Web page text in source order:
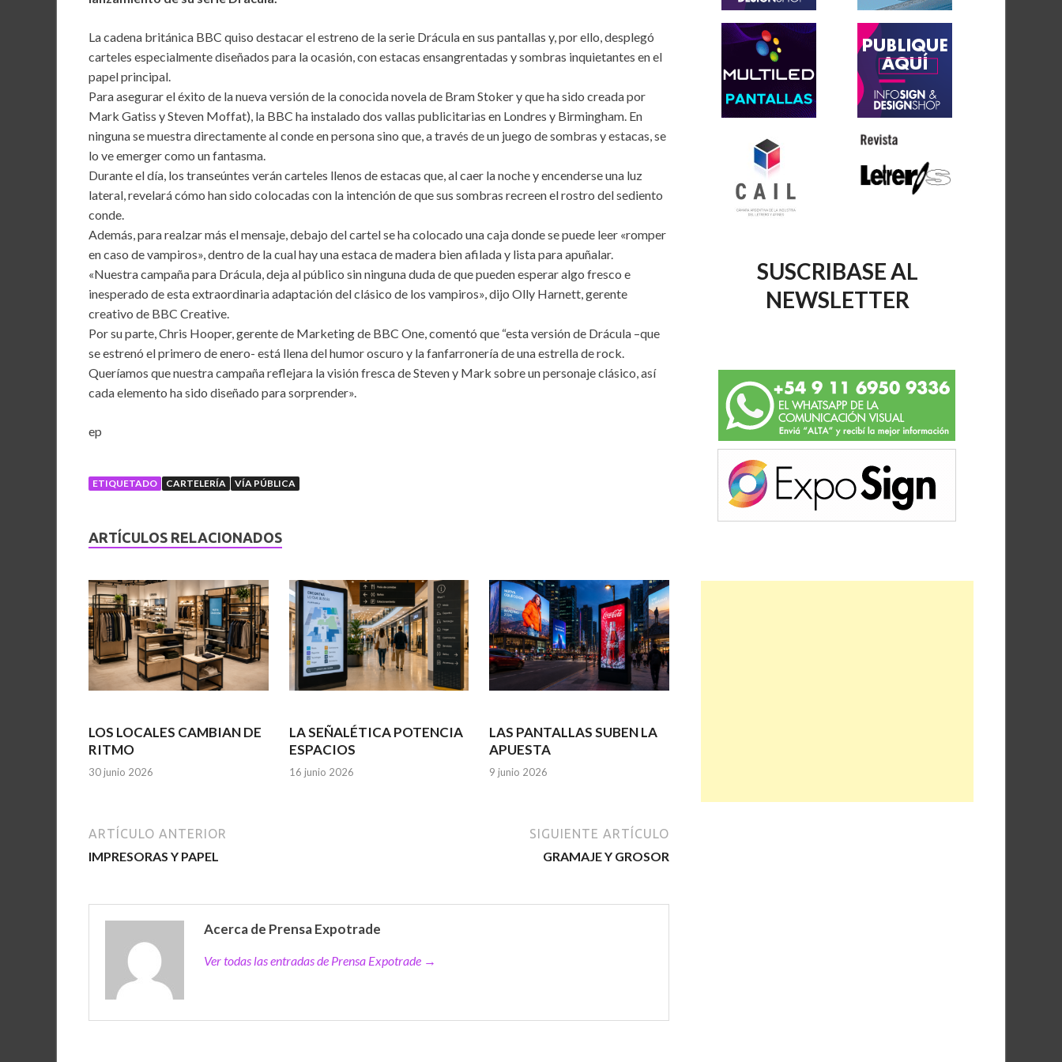
o
o
k
A
p
p
n
La cadena británica BBC quiso destacar el estreno de la serie Drácula en sus pantallas y, por ello, desplegó
carteles especialmente diseñados para la ocasión, con estacas ensangrentadas y sombras inquietantes en el
papel principal.
Para asegurar el éxito de la nueva versión de la conocida novela de Bram Stoker y que ha sido creada por
Mark Gatiss y Steven Moffat), la BBC ha instalado dos vallas publicitarias en Londres y Birmingham. En
ninguna se muestra directamente al conde en persona sino que, a través de un juego de sombras y estacas, se
lo ve emerger como un fantasma.
Durante el día, los transeúntes verán carteles llenos de estacas que, al caer la noche y encenderse una luz
lateral, revelará cómo han sido colocadas con la intención de que sus sombras recreen el rostro del sediento
conde.
Además, para realzar más el mensaje, debajo del cartel se ha colocado una caja donde se puede leer «romper
en caso de vampiros», dentro de la cual hay una estaca de madera bien afilada y lista para apuñalar.
«Nuestra campaña para Drácula, deja al público sin ninguna duda de que pueden esperar algo fresco e
inesperado de esta extraordinaria adaptación del clásico de los vampiros», dijo Olly Harnett, gerente
creativo de BBC Creative.
Por su parte, Chris Hooper, gerente de Marketing de BBC One, comentó que “esta versión de Drácula –que
se estrenó el primero de enero- está llena del humor oscuro y la fanfarronería de una estrella de rock.
Queríamos que nuestra campaña reflejara la visión fresca de Steven y Mark sobre un personaje clásico, así
cada elemento ha sido diseñado para sorprender».
ep
ETIQUETADO CARTELERÍA VÍA PÚBLICA
ARTÍCULOS RELACIONADOS
LOS LOCALES CAMBIAN DE
RITMO
30 junio 2026
LA SEÑALÉTICA POTENCIA
ESPACIOS
16 junio 2026
LAS PANTALLAS SUBEN LA
APUESTA
9 junio 2026
ARTÍCULO ANTERIOR
IMPRESORAS Y PAPEL
SIGUIENTE ARTÍCULO
GRAMAJE Y GROSOR
Acerca de Prensa Expotrade
Ver todas las entradas de Prensa Expotrade →
SUSCRIBASE AL
NEWSLETTER